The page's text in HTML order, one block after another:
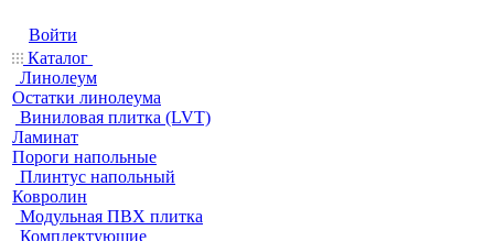
Войти
Каталог
Линолеум
Остатки линолеума
Виниловая плитка (LVT)
Ламинат
Пороги напольные
Плинтус напольный
Ковролин
Модульная ПВХ плитка
Комплектующие